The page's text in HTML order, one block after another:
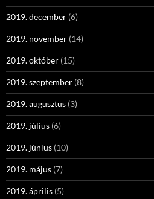
2019. december (6)
2019. november (14)
2019. október (15)
2019. szeptember (8)
2019. augusztus (3)
2019. július (6)
2019. június (10)
2019. május (7)
2019. április (5)